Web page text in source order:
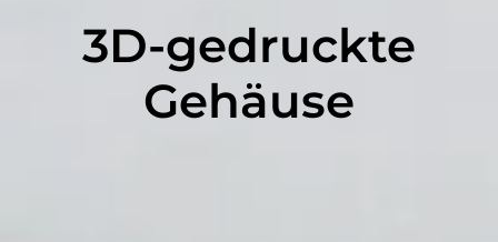
3D-gedruckte
Gehäuse